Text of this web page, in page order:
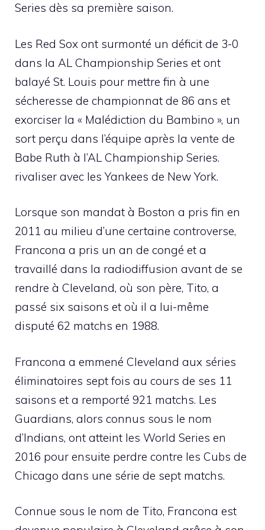
Series dès sa première saison.
Les Red Sox ont surmonté un déficit de 3-0
dans la AL Championship Series et ont
balayé St. Louis pour mettre fin à une
sécheresse de championnat de 86 ans et
exorciser la « Malédiction du Bambino », un
sort perçu dans l’équipe après la vente de
Babe Ruth à l’AL Championship Series.
rivaliser avec les Yankees de New York.
Lorsque son mandat à Boston a pris fin en
2011 au milieu d’une certaine controverse,
Francona a pris un an de congé et a
travaillé dans la radiodiffusion avant de se
rendre à Cleveland, où son père, Tito, a
passé six saisons et où il a lui-même
disputé 62 matchs en 1988.
Francona a emmené Cleveland aux séries
éliminatoires sept fois au cours de ses 11
saisons et a remporté 921 matchs. Les
Guardians, alors connus sous le nom
d’Indians, ont atteint les World Series en
2016 pour ensuite perdre contre les Cubs de
Chicago dans une série de sept matchs.
Connue sous le nom de Tito, Francona est